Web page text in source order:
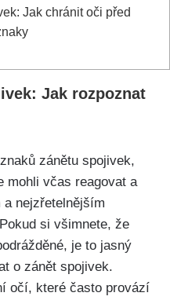
Jak chránit⁣ oči‍ před
Jak‍ rozpoznat⁣
zánětu spojivek,‍
mohli včas reagovat a
nejzřetelnějším
si všimnete, že
je ⁢to jasný
o zánět⁤ spojivek.
očí, které často provází